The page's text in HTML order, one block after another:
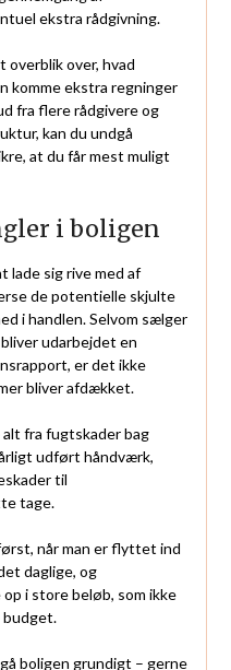
ekstra rådgivning.
over, hvad
komme ekstra regninger
fra flere rådgivere og
kan du undgå
at du får mest muligt
i boligen
lade sig rive med af
de potentielle skjulte
i handlen. Selvom sælger
udarbejdet en
er det ikke
bliver afdækket.
fra fugtskader bag
udført håndværk,
til
tage.
når man er flyttet ind
daglige, og
i store beløb, som ikke
budget.
boligen grundigt – gerne